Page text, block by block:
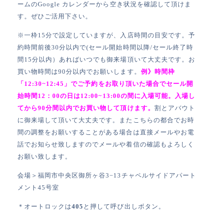
ームのGoogle カレンダーから空き状況を確認して頂けま
す。ぜひご活用下さい。
※一枠15分で設定していますが、入店時間の目安です。予
約時間前後30分以内で(セール開始時間以降/セール終了時
間15分以内）あればいつでも御来場頂いて大丈夫です。お
買い物時間は90分以内でお願いします。 例》時間枠
「12:30~12:45」でご予約をお取り頂いた場合でセール開
始時間12：00の日は12:00~13:00の間に入場可能。入場し
てから90分間以内でお買い物して頂けます。 割とアバウト
に御来場して頂いて大丈夫です。またこちらの都合でお時
間の調整をお願いすることがある場合は直接メールやお電
話でお知らせ致しますのでメールや着信の確認もよろしく
お願い致します。
会場＞福岡市中央区御所ヶ谷3−13チャペルサイドアパート
メント45号室
＊オートロックは405 と押して呼び出しボタン。